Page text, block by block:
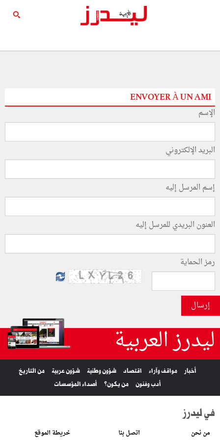
ENVOYER À UN AMI
الإسم
البريد الإلكتروني
إسم المرسل إليه
العنون البريدي للمرسل إليه
رمز الحماية
إرسال
ليدرز العربية
أخبار مواقف وآراء اقتصاد شؤون وطنية شؤون عربية
من التاريخ
أدب وفنون
من يكون؟ أصداء المؤسسات
في ليدرز
من نحن اتصل بنا خريطة الموقع